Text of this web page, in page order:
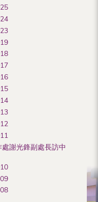
謝光鋒副處長訪中